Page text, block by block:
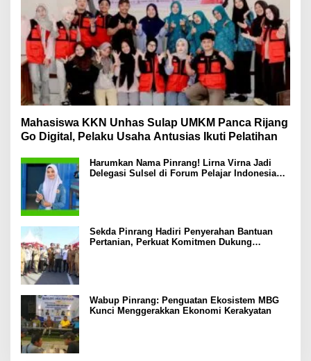
Mahasiswa KKN Unhas Sulap UMKM Panca Rijang
Go Digital, Pelaku Usaha Antusias Ikuti Pelatihan
Harumkan Nama Pinrang! Lirna Virna Jadi
Delegasi Sulsel di Forum Pelajar Indonesia
Sekda Pinrang Hadiri Penyerahan Bantuan
Pertanian, Perkuat Komitmen Dukung
Wabup Pinrang: Penguatan Ekosistem MBG
Kunci Menggerakkan Ekonomi Kerakyatan